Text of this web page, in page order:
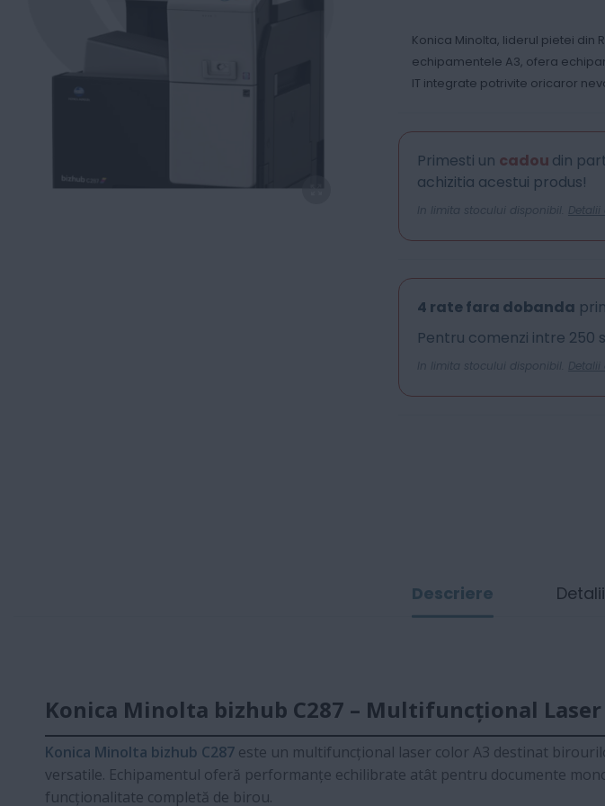
Konica Minolta, liderul pietei din
echipamentele A3, ofera
IT integrate potrivite oricaror
Primesti un cadou din
achizitia acestui produs!
In limita stocului disponibil. Detalii
4 rate fara dobanda prin
Pentru comenzi intre 250
In limita stocului disponibil. Detalii
Descriere
Konica Minolta bizhub C287 – Multifuncțional Laser
Konica Minolta bizhub C287 este un multifuncțional laser color A3 destinat
versatile. Echipamentul oferă performanțe echilibrate atât pentru documente
funcționalitate completă de birou.